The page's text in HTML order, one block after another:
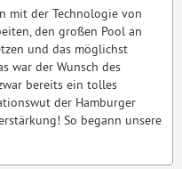
mit der Technologie von
den großen Pool an
und das möglichst
war der Wunsch des
bereits ein tolles
der Hamburger
So begann unsere